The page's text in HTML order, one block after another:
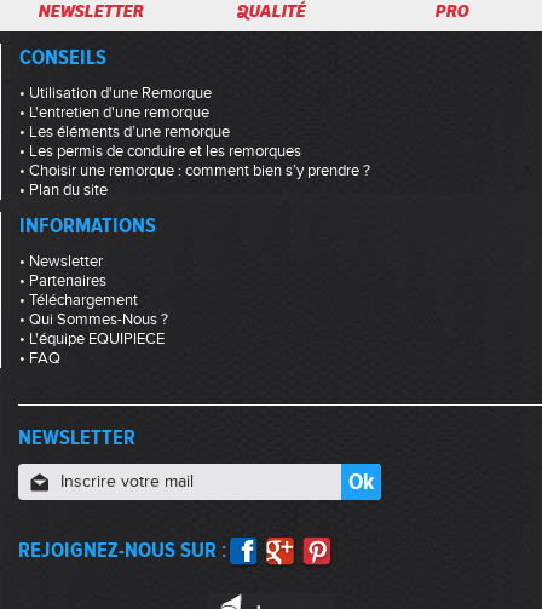
NEWSLETTER
QUALITÉ
PRO
CONSEILS
• Utilisation d'une Remorque
• L'entretien d'une remorque
• Les éléments d’une remorque
• Les permis de conduire et les remorques
• Choisir une remorque : comment bien s’y prendre ?
• Plan du site
INFORMATIONS
• Newsletter
• Partenaires
• Téléchargement
• Qui Sommes-Nous ?
• L'équipe EQUIPIECE
• FAQ
NEWSLETTER
REJOIGNEZ-NOUS SUR :